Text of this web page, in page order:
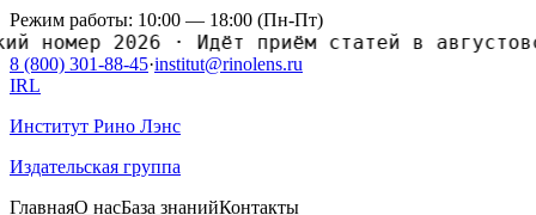
Режим работы: 10:00 — 18:00 (Пн-Пт)
2026·Идёт приём статей в
8 (800) 301-88-45·institut@rinolens.ru
IRL
Институт Рино Лэнс
Издательская группа
ГлавнаяО насБаза знанийКонтакты